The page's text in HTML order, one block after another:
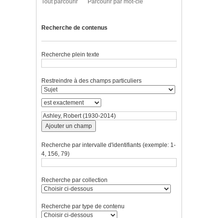
Tout parcourir Parcourir par mot-clé
Recherche de contenus
Recherche plein texte
Restreindre à des champs particuliers
Ajouter un champ
Recherche par intervalle d'identifiants (exemple: 1-
4, 156, 79)
Recherche par collection
Recherche par type de contenu